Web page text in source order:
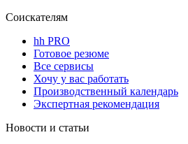
Соискателям
hh PRO
Готовое резюме
Все сервисы
Хочу у вас работать
Производственный календарь
Экспертная рекомендация
Новости и статьи